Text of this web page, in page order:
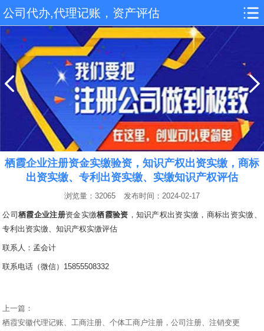
公司代办,代理记账，资产评估
栖霞企业注册资金实缴验资，知识产权出资实缴，商标
出资实缴、专利出资实缴、实缴知识产权评估
浏览量：32065 发布时间：2024-02-17
公司栖霞企业注册资金实缴栖霞验资 ，知识产权出资实缴，商标出资实缴、
专利出资实缴、知识产权实缴评估
联系人：孟会计
联系电话（微信）15855508332
上一篇：
栖霞安徽代理记账、工商注册、个体工商户注册，公司注册、注销变更